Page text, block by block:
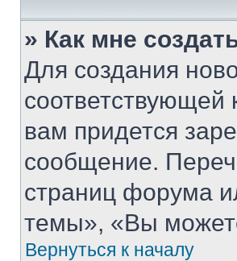
» Как мне
Для создания
вам придется
сообщение.
страниц форума
темы», «Вы
Вернуться к началу